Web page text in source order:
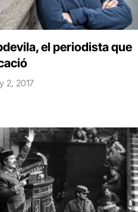
el periodista que
2, 2017